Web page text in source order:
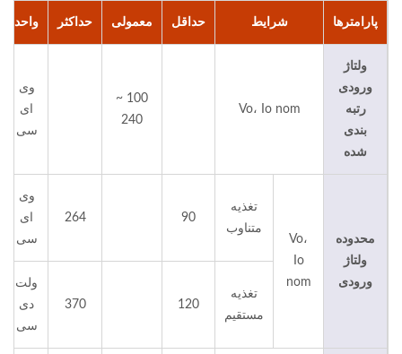
پارامترها شرایط حداقل معمولی حداکثر واحد
ولتاژ
ورودی
رتبه
بندی
شده
Vo، Io nom
100 ~
240
وی
ای
سی
محدوده
ولتاژ
ورودی
Vo،
Io
nom
تغذیه
متناوب
90
264
وی
ای
سی
تغذیه
مستقیم
120
370
ولت
دی
سی